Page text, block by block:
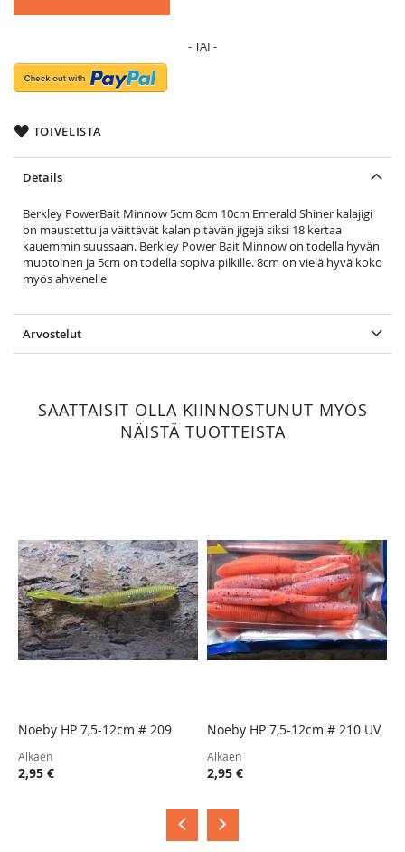
TOIVELISTA
Details
Berkley PowerBait Minnow 5cm 8cm 10cm Emerald Shiner kalajigi
on maustettu ja väittävät kalan pitävän jigejä siksi 18 kertaa
kauemmin suussaan. Berkley Power Bait Minnow on todella hyvän
muotoinen ja 5cm on todella sopiva pilkille. 8cm on vielä hyvä koko
myös ahvenelle
Arvostelut
SAATTAISIT OLLA KIINNOSTUNUT MYÖS
NÄISTÄ TUOTTEISTA
Noeby HP 7,5-12cm # 209
Alkaen
2,95 €
Noeby HP 7,5-12cm # 210 UV
Alkaen
2,95 €